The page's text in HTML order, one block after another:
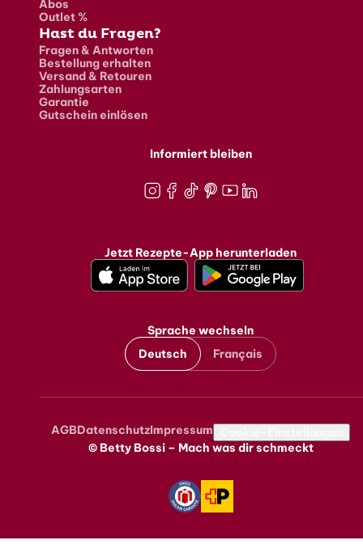
Abos
Outlet %
Hast du Fragen?
Fragen & Antworten
Bestellung erhalten
Versand & Retouren
Zahlungsarten
Garantie
Gutschein einlösen
Informiert bleiben
Jetzt Rezepte-App herunterladen
Sprache wechseln
Deutsch
Français
Metanavigation
AGBDatenschutzImpressum
© Betty Bossi – Mach was dir schmeckt